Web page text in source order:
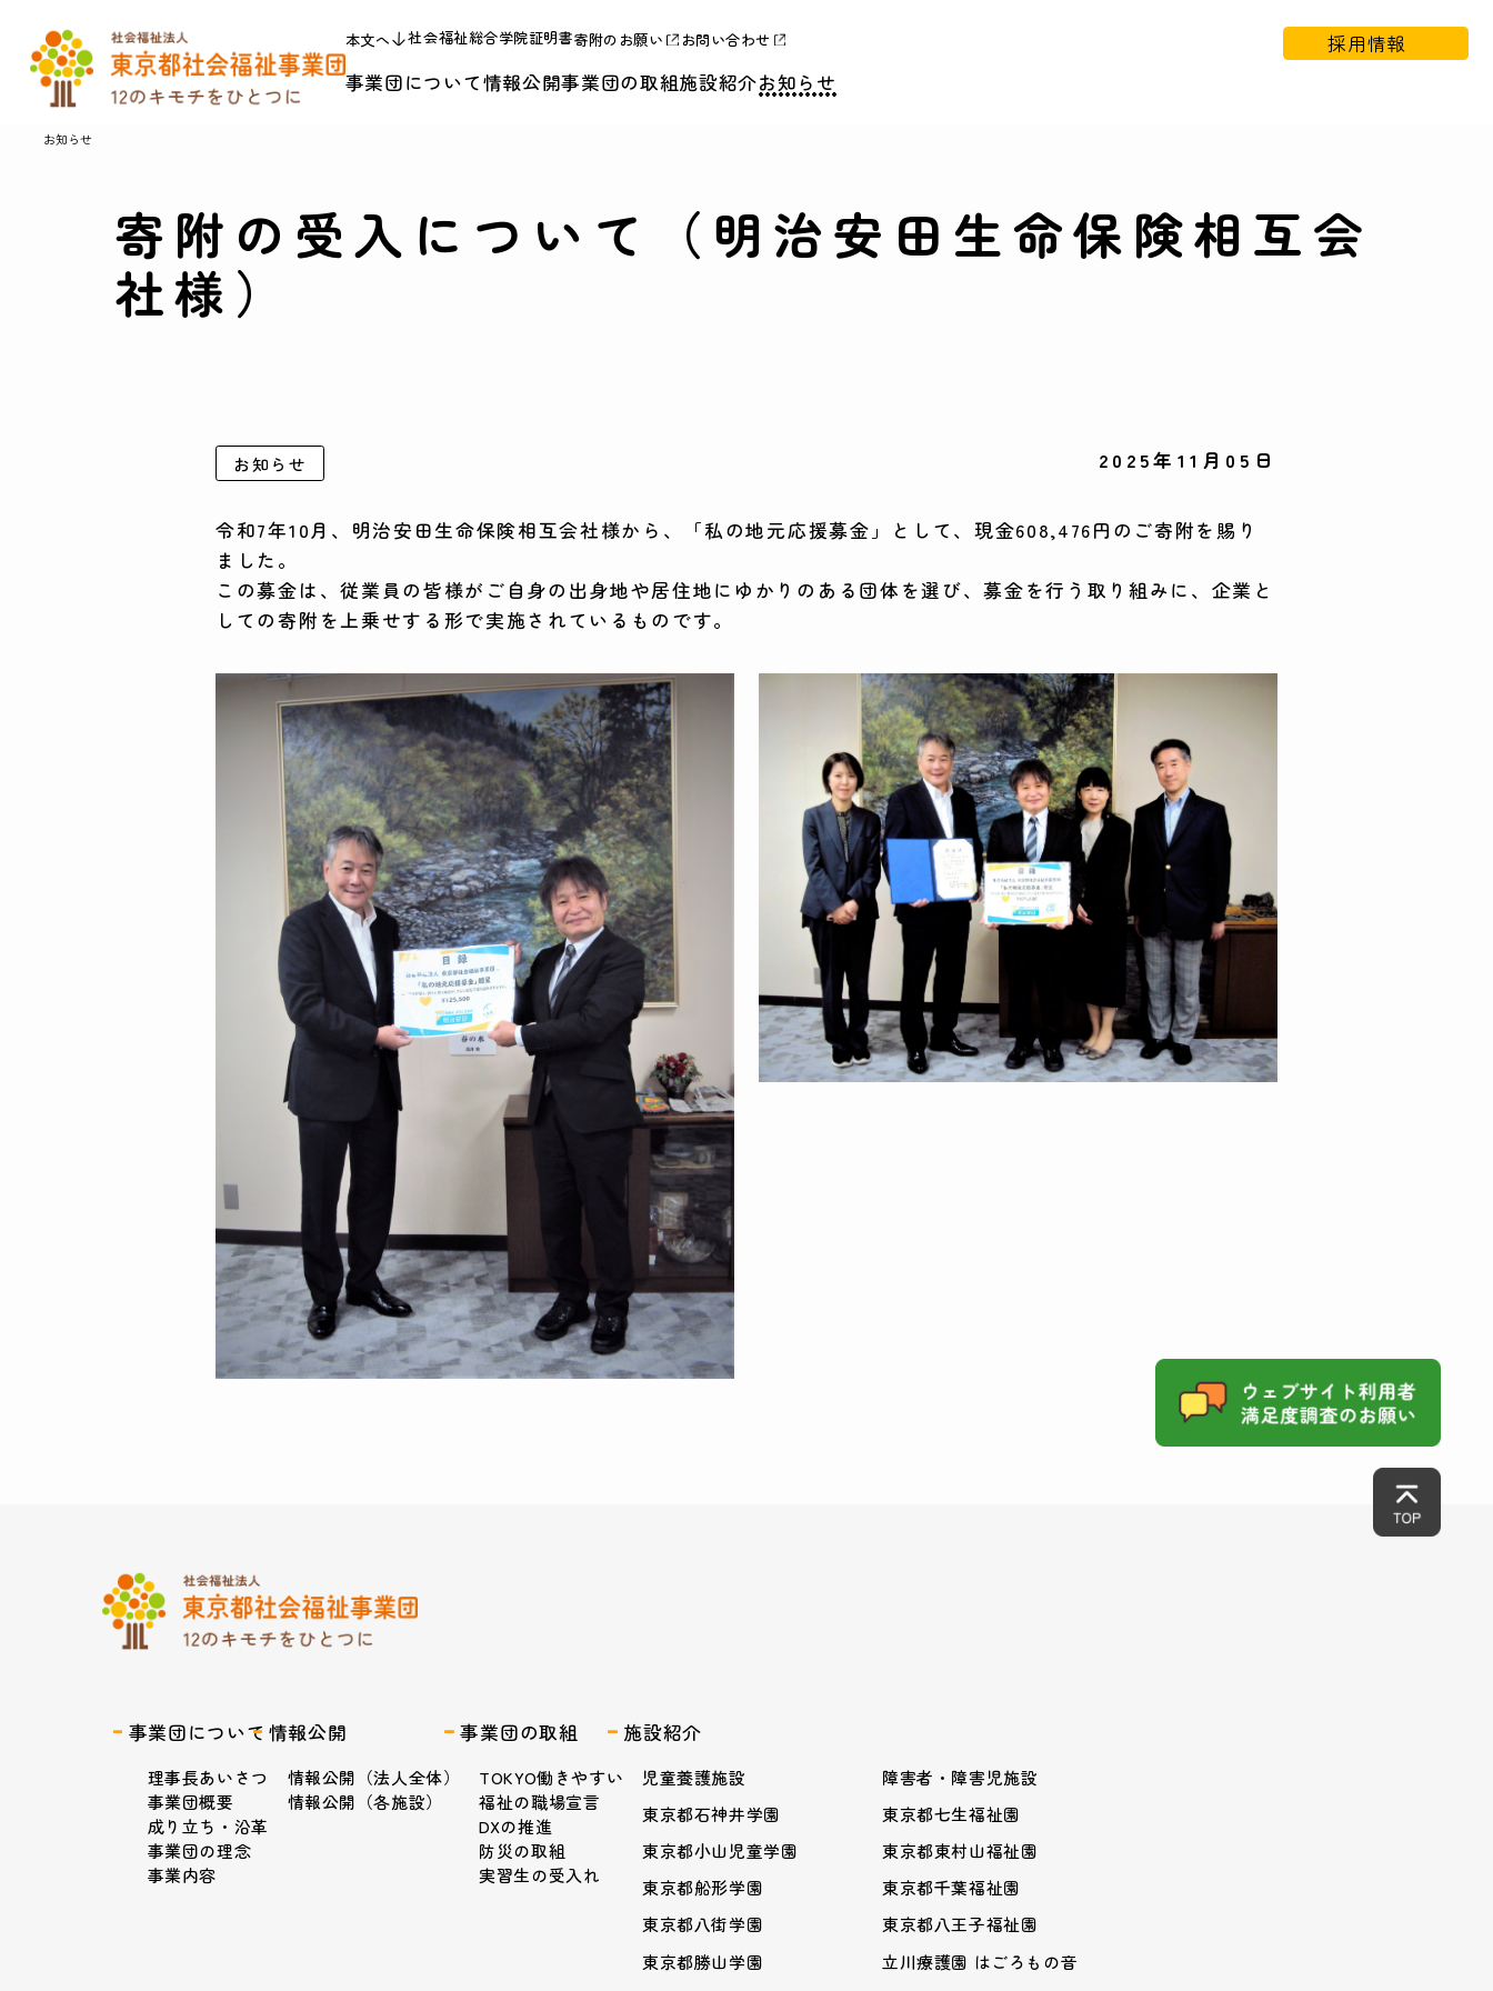
本文へ 社会福祉総合学院証明書寄附のお願い お問い合わせ
事業団について情報公開事業団の取組施設紹介お知らせ
採用情報
お知らせ
寄附の受入について（明治安田生命保険相互会
社様）
お知らせ 2025年11月05日
令和7年10月、明治安田生命保険相互会社様から、「私の地元応援募金」として、現金608,476円のご寄附を賜り
ました。
この募金は、従業員の皆様がご自身の出身地や居住地にゆかりのある団体を選び、募金を行う取り組みに、企業と
しての寄附を上乗せする形で実施されているものです。
事業団について
理事長あいさつ
事業団概要
成り立ち・沿革
事業団の理念
事業内容
情報公開
情報公開（法人全体）
情報公開（各施設）
事業団の取組
TOKYO働きやすい
福祉の職場宣言
DXの推進
防災の取組
実習生の受入れ
施設紹介
児童養護施設
東京都石神井学園
東京都小山児童学園
東京都船形学園
東京都八街学園
東京都勝山学園
障害者・障害児施設
東京都七生福祉園
東京都東村山福祉園
東京都千葉福祉園
東京都八王子福祉園
立川療護園 はごろもの音